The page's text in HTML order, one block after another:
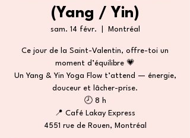
(Yang / Yin)
sam. 14 févr. Montréal
Ce jour de la Saint-Valentin, offre-toi un
moment d’équilibre 💗
Un Yang & Yin Yoga Flow t’attend — énergie,
douceur et lâcher-prise.
🕗 8 h
📍 Café Lakay Express
4551 rue de Rouen, Montréal